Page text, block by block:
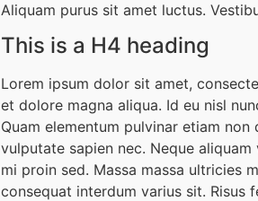
Aliquam purus sit amet luctus.
This is a H4 heading
Lorem ipsum dolor sit amet,
et dolore magna aliqua. Id eu nisl
Quam elementum pulvinar etiam
vulputate sapien nec. Neque
mi proin sed. Massa massa ultricies
consequat interdum varius sit. Risus